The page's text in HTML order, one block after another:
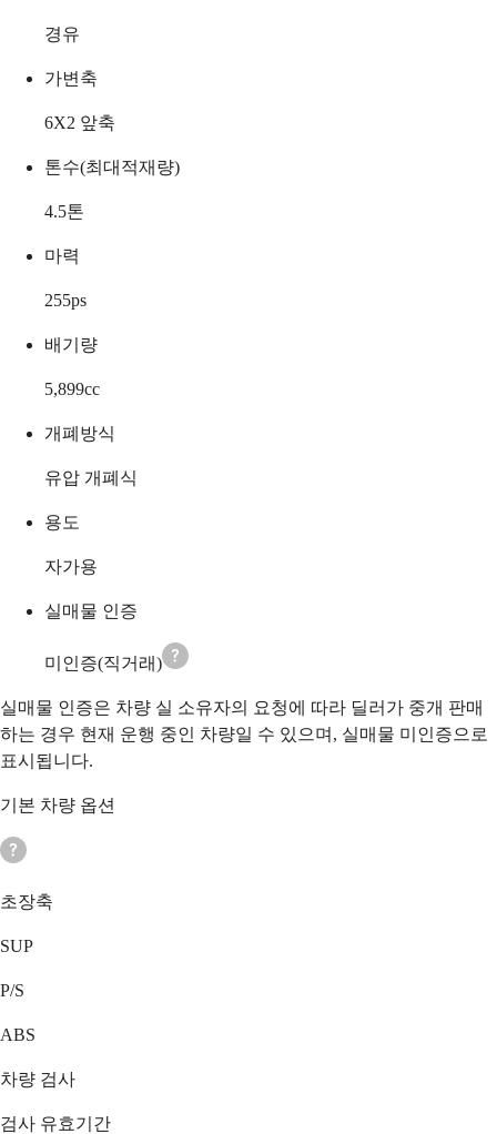
경유
가변축
6X2 앞축
톤수(최대적재량)
4.5톤
마력
255ps
배기량
5,899cc
개폐방식
유압 개폐식
용도
자가용
실매물 인증
미인증(직거래)
실매물 인증은 차량 실 소유자의 요청에 따라 딜러가 중개 판매
하는 경우 현재 운행 중인 차량일 수 있으며, 실매물 미인증으로
표시됩니다.
기본 차량 옵션
초장축
SUP
P/S
ABS
차량 검사
검사 유효기간